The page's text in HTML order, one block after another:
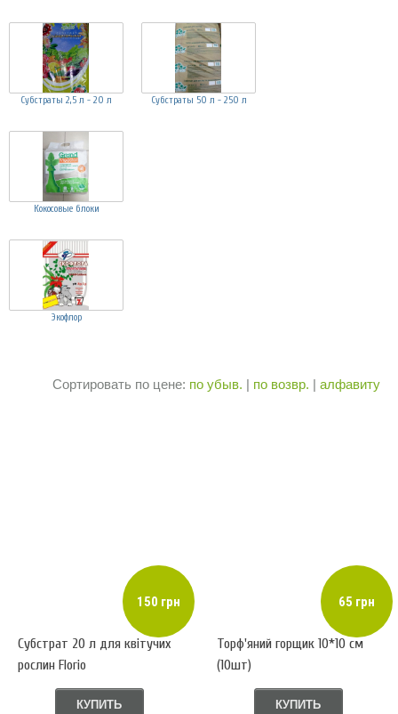
Субстраты 2,5 л - 20 л Субстраты 50 л - 250 л
Кокосовые блоки
Экофлор
Сортировать по цене: по убыв. | по возвр. | алфавиту
150 грн
Субстрат 20 л для квітучих
рослин Florio
КУПИТЬ
65 грн
Торф'яний горщик 10*10 см
(10шт)
КУПИТЬ